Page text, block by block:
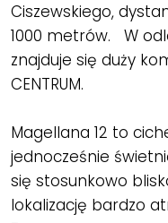
Ciszewskiego,
1000 metrów. W
znajduje się duży
CENTRUM.
Magellana 12 to
jednocześnie
się stosunkowo
lokalizację bardzo